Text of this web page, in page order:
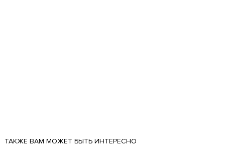
ТАКЖЕ ВАМ МОЖЕТ БЫТЬ ИНТЕРЕСНО